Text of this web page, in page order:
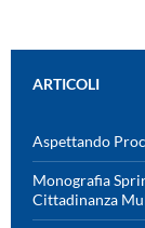
ARTICOLI
Aspettando
Monografia
Cittadinanza